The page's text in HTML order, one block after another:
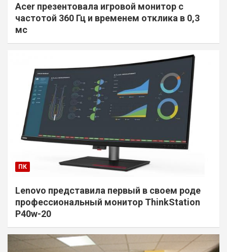
Acer презентовала игровой монитор с
частотой 360 Гц и временем отклика в 0,3
мс
ПК
Lenovo представила первый в своем роде
профессиональный монитор ThinkStation
P40w-20